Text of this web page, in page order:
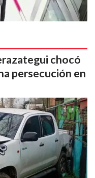
chocó
persecución en